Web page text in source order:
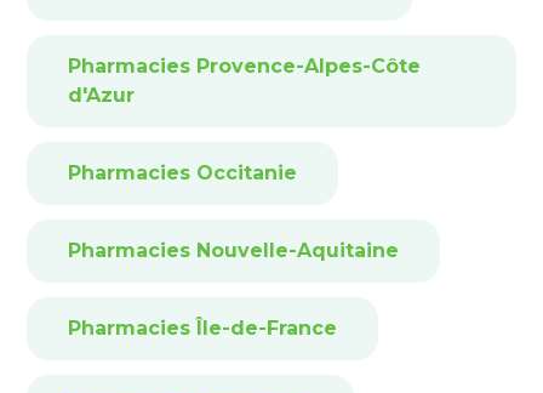
Pharmacies Provence-Alpes-Côte
d'Azur
Pharmacies Occitanie
Pharmacies Nouvelle-Aquitaine
Pharmacies Île-de-France